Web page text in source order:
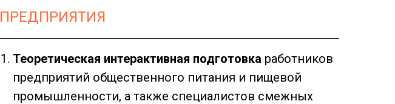
ПРЕДПРИЯТИЯ
Теоретическая интерактивная подготовка работников
предприятий общественного питания и пищевой
промышленности, а также специалистов смежных